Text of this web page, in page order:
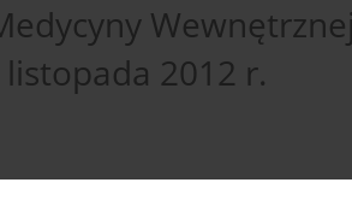
Wewnętrznej
2012 r.